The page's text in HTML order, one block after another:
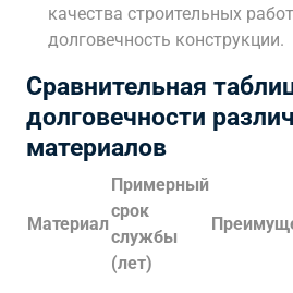
качества строительных
долговечность конструкции.
Сравнительная
долговечности
материалов
Материал
Примерный
срок
службы
(лет)